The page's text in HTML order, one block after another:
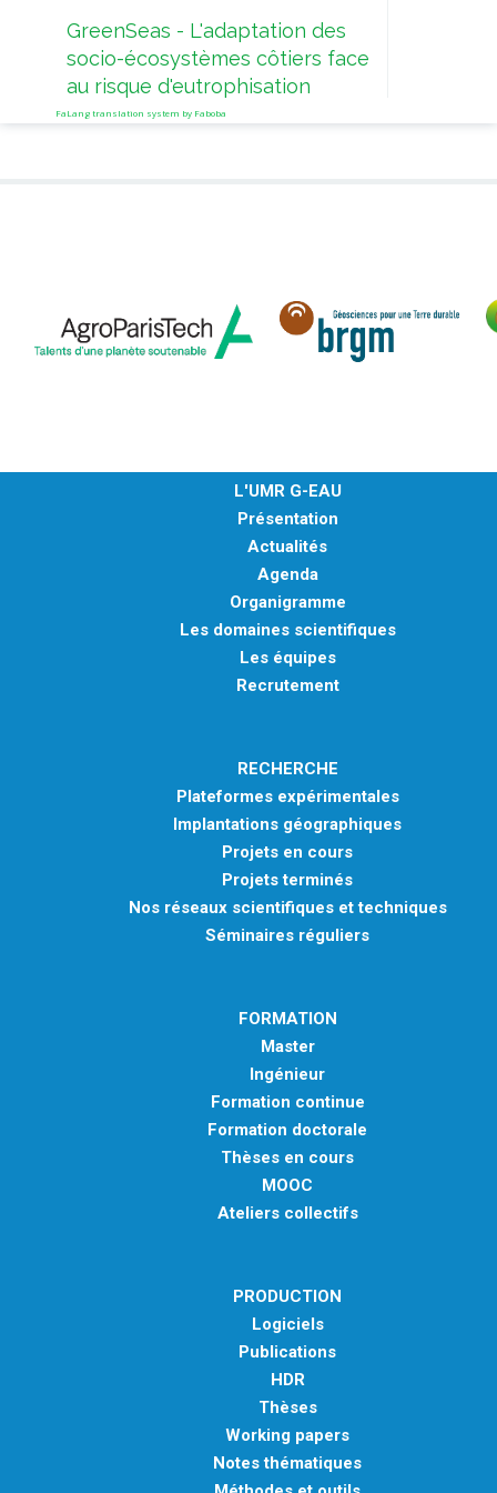
GreenSeas - L'adaptation des
socio-écosystèmes côtiers face
au risque d'eutrophisation
FaLang translation system by Faboba
L'UMR G-EAU
Présentation
Actualités
Agenda
Organigramme
Les domaines scientifiques
Les équipes
Recrutement
RECHERCHE
Plateformes expérimentales
Implantations géographiques
Projets en cours
Projets terminés
Nos réseaux scientifiques et techniques
Séminaires réguliers
FORMATION
Master
Ingénieur
Formation continue
Formation doctorale
Thèses en cours
MOOC
Ateliers collectifs
PRODUCTION
Logiciels
Publications
HDR
Thèses
Working papers
Notes thématiques